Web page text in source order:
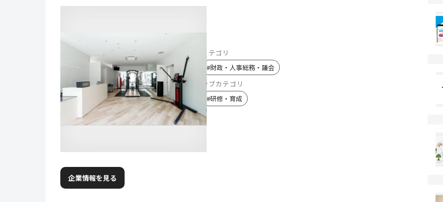
カテゴリ
#財政・人事総務・議会
サブカテゴリ
#研修・育成
企業情報を見る